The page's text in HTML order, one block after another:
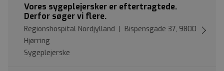
Vores sygeplejersker er eftertragtede.
Derfor søger vi flere.
Regionshospital Nordjylland | Bispensgade 37, 9800
Hjørring
Sygeplejerske